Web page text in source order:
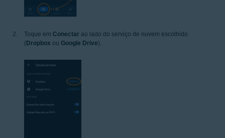
Toque em Conectar ao lado do serviço de nuvem escolhido
( Dropbox ou Google Drive).